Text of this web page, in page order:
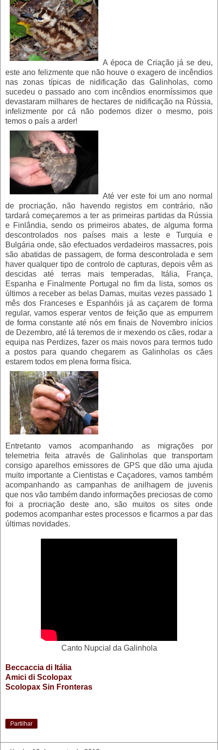
A época de Criação já se deu,
este ano felizmente que não houve o exagero de incêndios
nas zonas típicas de nidificação das Galinholas, como
sucedeu o passado ano com incêndios enormíssimos que
devastaram milhares de hectares de nidificação na Rússia,
infelizmente por cá não podemos dizer o mesmo, pois
temos o país a arder!
Até ver este foi um ano normal
de procriação, não havendo registos em contrário, não
tardará começaremos a ter as primeiras partidas da Rússia
e Finlândia, sendo os primeiros abates, de alguma forma
descontrolados nos países mais a leste e Turquia e
Bulgária onde, são efectuados verdadeiros massacres, pois
são abatidas de passagem, de forma descontrolada e sem
haver qualquer tipo de controlo de capturas, depois vêm as
descidas até terras mais temperadas, Itália, França,
Espanha e Finalmente Portugal no fim da lista, somos os
últimos a receber as belas Damas, muitas vezes passado 1
mês dos Franceses e Espanhóis já as caçarem de forma
regular, vamos esperar ventos de feição que as empurrem
de forma constante até nós em finais de Novembro inícios
de Dezembro, até lá teremos de ir mexendo os cães, rodar a
equipa nas Perdizes, fazer os mais novos para termos tudo
a postos para quando chegarem as Galinholas os cães
estarem todos em plena forma física.
Entretanto vamos acompanhando as migrações por
telemetria feita através de Galinholas que transportam
consigo aparelhos emissores de GPS que dão uma ajuda
muito importante a Cientistas e Caçadores, vamos também
acompanhando as campanhas de anilhagem de juvenis
que nos vão também dando informações preciosas de como
foi a procriação deste ano, são muitos os sites onde
podemos acompanhar estes processos e ficarmos a par das
últimas novidades.
Canto Nupcial da Galinhola
Beccaccia di Itália
Amici di Scolopax
Scolopax Sin Fronteras
Partilhar